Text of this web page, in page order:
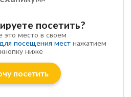
посетить?
это место в своем
посещения мест нажатием
ниже
посетить